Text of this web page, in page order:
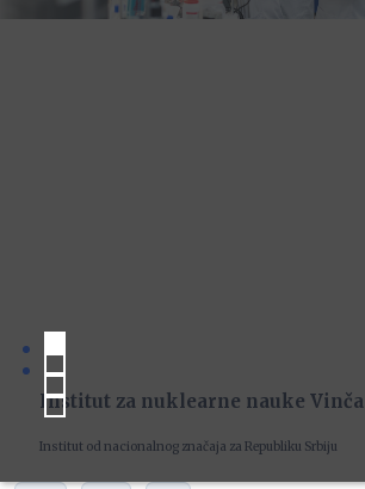
Institut za nuklearne nauke Vinča
Institut od nacionalnog značaja za Republiku Srbiju